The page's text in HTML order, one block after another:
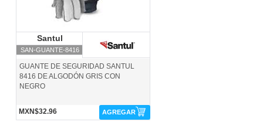
Santul
SAN-GUANTE-8416
GUANTE DE SEGURIDAD SANTUL
8416 DE ALGODÓN GRIS CON
NEGRO
MXN$32.96 AGREGAR